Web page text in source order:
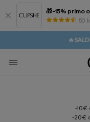
🎁-15% primo
50
⚡️-15% SUGLI
💌REGALO
-10€
-20€